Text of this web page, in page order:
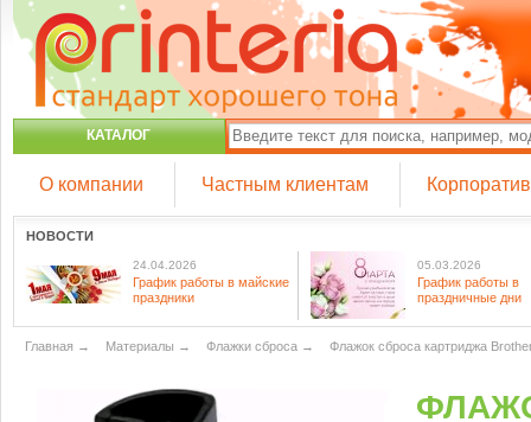
КАТАЛОГ
О компании Частным клиентам
НОВОСТИ
24.04.2026
График работы в майские
праздники
05.03.2026
График работы в
праздничные дни
Главная → Материалы → Флажки сброса → Флажок сброса картриджа